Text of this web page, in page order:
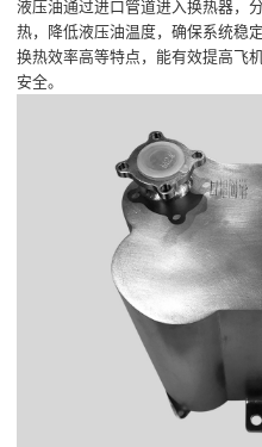
液压油通过进口管道进入换热器，
热，降低液压油温度，确保系统稳
换热效率高等特点，能有效提高飞
安全。